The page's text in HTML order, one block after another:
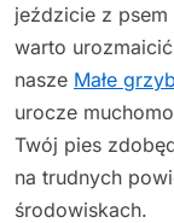
jeździcie z psem
warto
nasze Małe
urocze
Twój pies
na trudnych
środowiskach.